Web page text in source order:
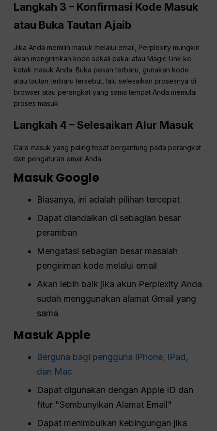
Langkah 3 – Konfirmasi Kode Masuk
atau Buka Tautan Ajaib
Jika Anda memilih masuk melalui email, Perplexity mungkin
akan mengirimkan kode sekali pakai atau Magic Link ke
kotak masuk Anda. Buka pesan terbaru, gunakan kode
atau tautan terbaru tersebut, lalu selesaikan prosesnya di
browser atau perangkat yang sama tempat Anda memulai
proses masuk.
Langkah 4 – Selesaikan Alur Masuk
Cara masuk yang paling tepat bergantung pada perangkat
dan pengaturan email Anda.
Masuk Google
Biasanya, ini adalah pilihan tercepat
Dapat diandalkan di sebagian besar
peramban
Mengatasi sebagian besar masalah
pengiriman kode melalui email
Akan lebih baik jika akun Perplexity Anda
sudah menggunakan alamat Gmail yang
sama
Masuk Apple
Berguna bagi pengguna iPhone, iPad,
dan Mac
Dapat digunakan dengan Apple ID dan
fitur "Sembunyikan Alamat Email"
Dapat menimbulkan kebingungan jika